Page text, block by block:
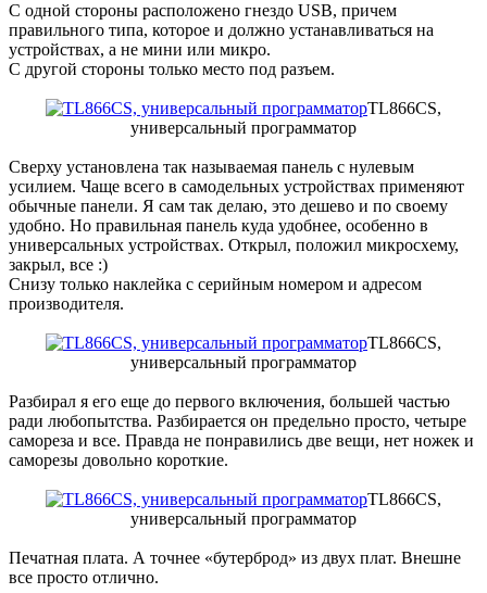
С одной стороны расположено гнездо USB, причем
правильного типа, которое и должно устанавливаться на
устройствах, а не мини или микро.
С другой стороны только место под разъем.
TL866CS,
универсальный программатор
Сверху установлена так называемая панель с нулевым
усилием. Чаще всего в самодельных устройствах применяют
обычные панели. Я сам так делаю, это дешево и по своему
удобно. Но правильная панель куда удобнее, особенно в
универсальных устройствах. Открыл, положил микросхему,
закрыл, все :)
Снизу только наклейка с серийным номером и адресом
производителя.
TL866CS,
универсальный программатор
Разбирал я его еще до первого включения, большей частью
ради любопытства. Разбирается он предельно просто, четыре
самореза и все. Правда не понравились две вещи, нет ножек и
саморезы довольно короткие.
TL866CS,
универсальный программатор
Печатная плата. А точнее «бутерброд» из двух плат. Внешне
все просто отлично.